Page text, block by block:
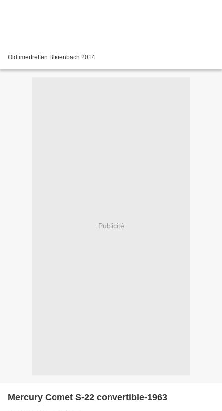
Oldtimertreffen Bleienbach 2014
Publicité
Mercury Comet S-22 convertible-1963